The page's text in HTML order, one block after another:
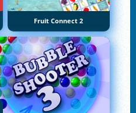
Fruit Connect 2